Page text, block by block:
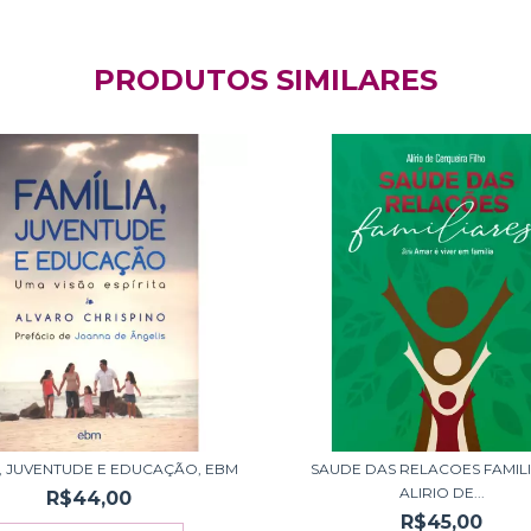
PRODUTOS SIMILARES
JUVENTUDE E EDUCAÇÃO, EBM
R$44,00
SAUDE DAS RELACOES
ALIRIO DE...
R$45,00